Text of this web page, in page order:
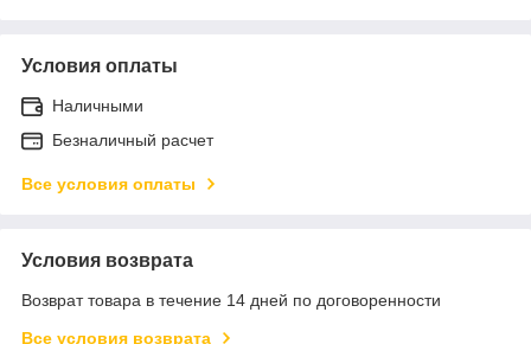
Условия оплаты
Наличными
Безналичный расчет
Все условия оплаты
Условия возврата
Возврат товара в течение 14 дней по договоренности
Все условия возврата